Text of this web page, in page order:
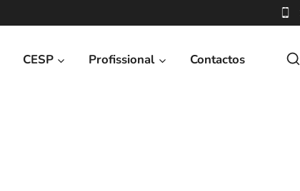
CESP Profissional Contactos